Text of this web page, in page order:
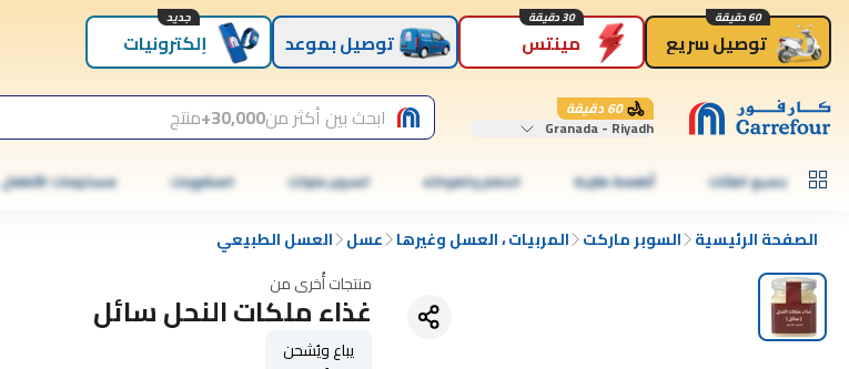
توصيل سريع
60 دقيقة
مينتس
30 دقيقة
توصيل بموعد إلكترونيات
جديد
60 دقيقة
Granada - Riyadh ابحث بين أكثر من30,000+ منتج
جميع الفئات أطعمة طازجة الخضار والفواكه السوبر ماركت المشروبات مستلزمات الأطفال
الصفحة الرئيسية السوبر ماركت المربيات ، العسل وغيرها عسل العسل الطبيعي
منتجات أُخرى من
غذاء ملكات النحل سائل
يباع ويُشحن